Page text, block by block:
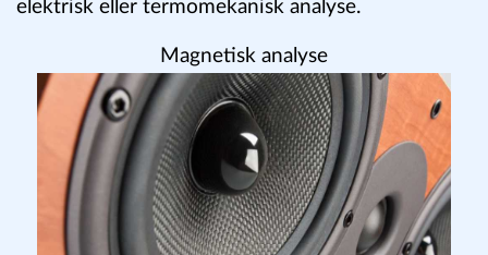
kraftfuld og kan bruges til mange
designapplikationer, der kræver magnetisk,
elektrisk eller termomekanisk analyse.
Magnetisk analyse